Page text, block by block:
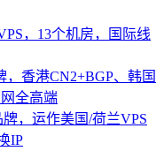
，13个机房，国际线
，香港CN2+BGP、韩国
全高端
，运作美国/荷兰VPS
IP